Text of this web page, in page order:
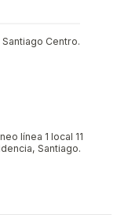
Centro.
línea 1 local 11
Santiago.